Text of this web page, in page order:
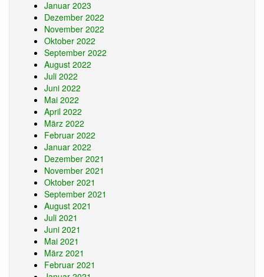
Januar 2023
Dezember 2022
November 2022
Oktober 2022
September 2022
August 2022
Juli 2022
Juni 2022
Mai 2022
April 2022
März 2022
Februar 2022
Januar 2022
Dezember 2021
November 2021
Oktober 2021
September 2021
August 2021
Juli 2021
Juni 2021
Mai 2021
März 2021
Februar 2021